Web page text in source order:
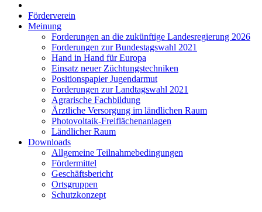
Förderverein
Meinung
Forderungen an die zukünftige Landesregierung 2026
Forderungen zur Bundestagswahl 2021
Hand in Hand für Europa
Einsatz neuer Züchtungstechniken
Positionspapier Jugendarmut
Forderungen zur Landtagswahl 2021
Agrarische Fachbildung
Ärztliche Versorgung im ländlichen Raum
Photovoltaik-Freiflächenanlagen
Ländlicher Raum
Downloads
Allgemeine Teilnahmebedingungen
Fördermittel
Geschäftsbericht
Ortsgruppen
Schutzkonzept